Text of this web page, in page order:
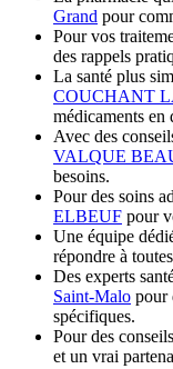
Grand pour
Pour vos
des rappels
La santé plus
COUCHANT
médicaments en
Avec des
VALQUE
besoins.
Pour des soins
ELBEUF pour
Une équipe
répondre à
Des experts
Saint-Malo pour
spécifiques.
Pour des
et un vrai